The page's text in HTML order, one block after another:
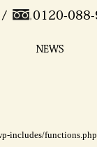
includes/functions.php